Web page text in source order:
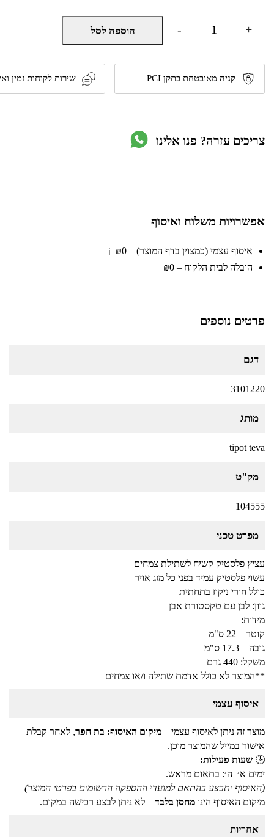
-
כמות
עציץ
22
ס"מ
בגוון
אבן
טיפות
+ הוספה לסל
קניה מאובטחת בתקן PCI שירות לקוחות זמין
צריכים עזרה? פנו אלינו
אפשרויות משלוח ואיסוף
איסוף עצמי (כמצוין בדף המוצר) – ₪0 ℹ️
הובלה לבית הלקוח – ₪0
פרטים נוספים
דגם
3101220
מותג
tipot teva
מק"ט
104555
מפרט טכני
עציץ פלסטיק קשיח לשתילת צמחים
עשוי פלסטיק עמיד בפני כל מזג אויר
כולל חורי ניקוז בתחתית
גוון: לבן עם טקסטורת אבן
מידות:
קוטר – 22 ס"מ
גובה – 17.3 ס"מ
משקל: 440 גרם
**המוצר לא כולל אדמת שתילה ו/או צמחים
איסוף עצמי
מוצר זה ניתן לאיסוף עצמי – מיקום האיסוף: בת חפר, לאחר קבלת
אישור במייל שהמוצר מוכן.
🕒 שעות פעילות:
ימים א׳–ה׳: בתאום מראש.
(האיסוף יתבצע בהתאם למועדי ההספקה הרשומים בפרטי המוצר)
מיקום האיסוף הינו מחסן בלבד – לא ניתן לבצע רכישה במקום.
אחריות